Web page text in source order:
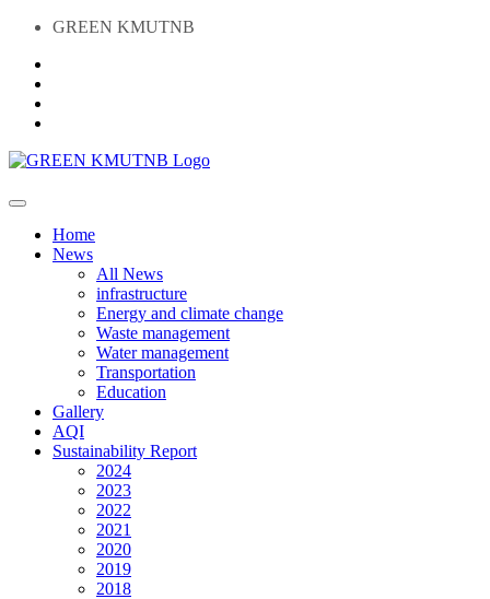
GREEN KMUTNB
Home
News
All News
infrastructure
Energy and climate change
Waste management
Water management
Transportation
Education
Gallery
AQI
Sustainability Report
2024
2023
2022
2021
2020
2019
2018